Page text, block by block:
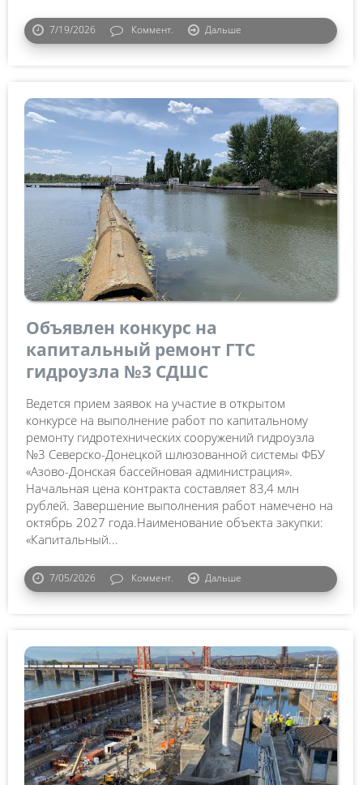
7/19/2026 Коммент. Дальше
Объявлен конкурс на
капитальный ремонт ГТС
гидроузла №3 СДШС
Ведется прием заявок на участие в открытом
конкурсе на выполнение работ по капитальному
ремонту гидротехнических сооружений гидроузла
№3 Северско-Донецкой шлюзованной системы ФБУ
«Азово-Донская бассейновая администрация».
Начальная цена контракта составляет 83,4 млн
рублей. Завершение выполнения работ намечено на
октябрь 2027 года.Наименование объекта закупки:
«Капитальный...
7/05/2026 Коммент. Дальше